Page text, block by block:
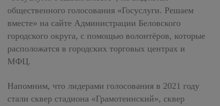
общественного голосования «Госуслуги. Решаем
вместе» на сайте Администрации Беловского
городского округа, с помощью волонтёров, которые
расположатся в городских торговых центрах и
МФЦ.
Напомним, что лидерами голосования в 2021 году
стали сквер стадиона «Грамотеинский», сквер